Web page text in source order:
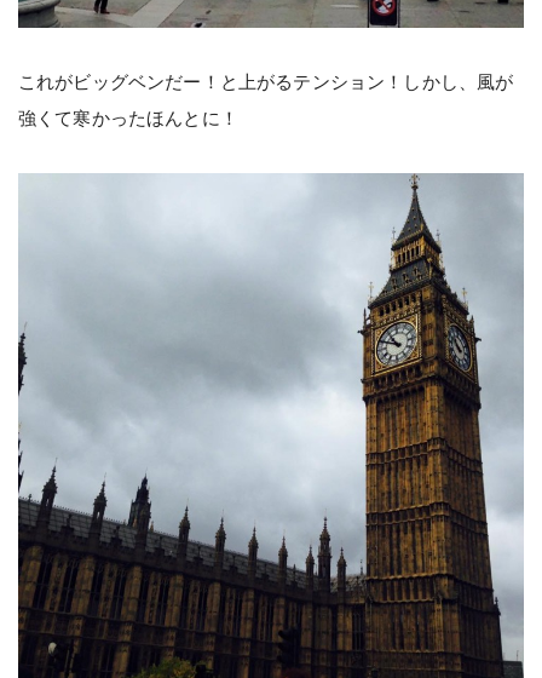
これがビッグベンだー！と上がるテンション！しかし、風が
強くて寒かったほんとに！